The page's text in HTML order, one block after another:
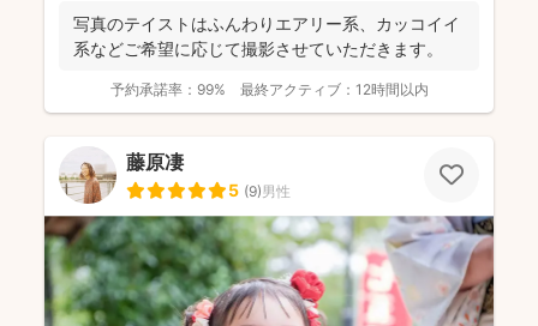
写真のテイストはふんわりエアリー系、カッコイイ
系などご希望に応じて撮影させていただきます。
予約承諾率： 99% 最終アクティブ： 12時間以内
藤原凄
5 (9)男性